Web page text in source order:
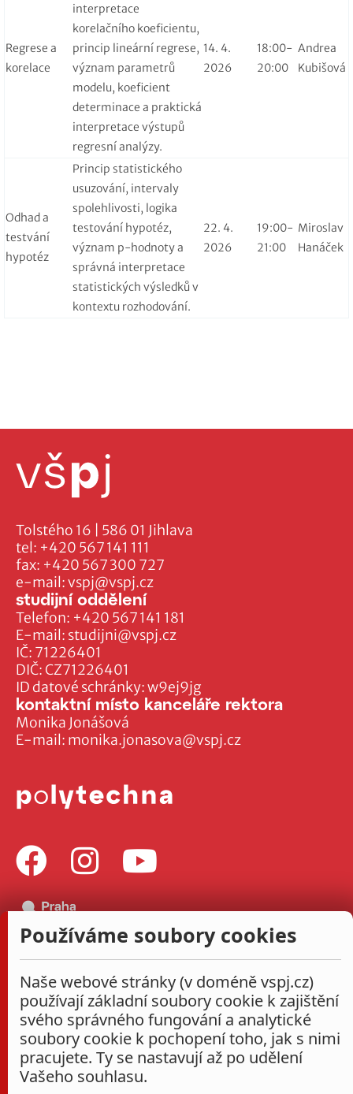
Regrese a
korelace
interpretace
korelačního koeficientu,
princip lineární regrese,
význam parametrů
modelu, koeficient
determinace a praktická
interpretace výstupů
regresní analýzy.
14. 4.
2026
18:00-
20:00
Andrea
Kubišová
Odhad a
testvání
hypotéz
Princip statistického
usuzování, intervaly
spolehlivosti, logika
testování hypotéz,
význam p-hodnoty a
správná interpretace
statistických výsledků v
kontextu rozhodování.
22. 4.
2026
19:00-
21:00
Miroslav
Hanáček
Tolstého 16 | 586 01 Jihlava
tel: +420 567 141 111
fax: +420 567 300 727
e-mail:vspj@vspj.cz
IČ: 71226401
DIČ: CZ71226401
ID datové schránky: w9ej9jg
studijní oddělení
Telefon: +420 567 141 181
E-mail: studijni@vspj.cz
kontaktní místo kanceláře rektora
Monika Jonášová
E-mail: monika.jonasova@vspj.cz
Používáme soubory cookies
Naše webové stránky (v doméně vspj.cz)
používají základní soubory cookie k zajištění
svého správného fungování a analytické
soubory cookie k pochopení toho, jak s nimi
pracujete. Ty se nastavují až po udělení
Vašeho souhlasu.